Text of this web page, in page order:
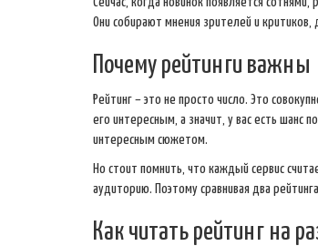
Они собирают мнения зрителей и
Почему рейтинги важны
Рейтинг – это не просто число. Это
его интересным, а значит, у вас есть шанс
интересным сюжетом.
Но стоит помнить, что каждый сервис
аудиторию. Поэтому сравнивая два
Как читать рейтинг на